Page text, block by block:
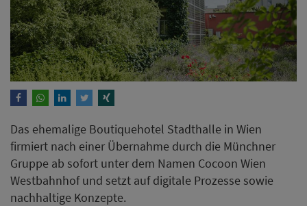
Das ehemalige Boutiquehotel Stadthalle in Wien
firmiert nach einer Übernahme durch die Münchner
Gruppe ab sofort unter dem Namen Cocoon Wien
Westbahnhof und setzt auf digitale Prozesse sowie
nachhaltige Konzepte.